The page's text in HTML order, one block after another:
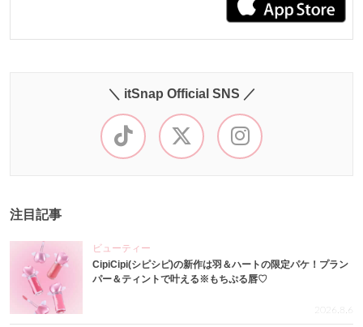
＼ itSnap Official SNS ／
注目記事
ビューティー
CipiCipi(シピシピ)の新作は羽＆ハートの限定パケ！プラン
パー＆ティントで叶える※もちぷる唇♡
2026.8.6